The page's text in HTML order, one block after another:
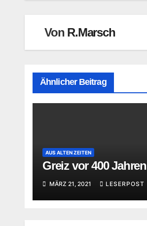
Von R.Marsch
Ähnlicher Beitrag
AUS ALTEN ZEITEN
Greiz vor 400 Jahren
MÄRZ 21, 2021 LESERPOST